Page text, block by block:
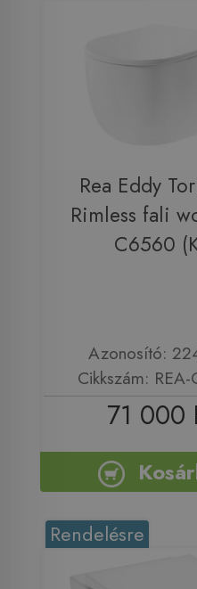
Rea Eddy
Rimless fali
C6560
Azonosító:
Cikkszám:
71 000
Rendelésre